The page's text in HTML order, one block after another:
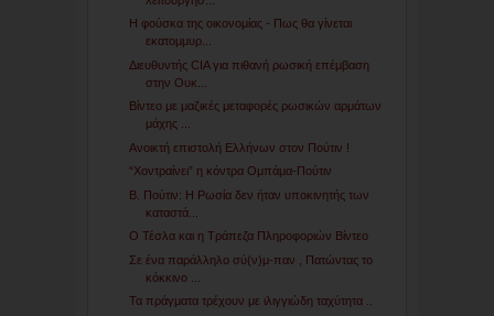
Η φούσκα της οικονομίας - Πως θα γίνεται
εκατομμυρ...
Διευθυντής CIA για πιθανή ρωσική επέμβαση
στην Ουκ...
Βίντεο με μαζικές μεταφορές ρωσικών αρμάτων
μάχης ...
Ανοικτή επιστολή Ελλήνων στον Πούτιν !
“Χοντραίνει” η κόντρα Ομπάμα-Πούτιν
Β. Πούτιν: Η Ρωσία δεν ήταν υποκινητής των
καταστά...
Ο Τέσλα και η Τράπεζα Πληροφοριών Βίντεο
Σε ένα παράλληλο σύ(ν)μ-παν , Πατώντας το
κόκκινο ...
Τα πράγματα τρέχουν με ιλιγγιώδη ταχύτητα ..